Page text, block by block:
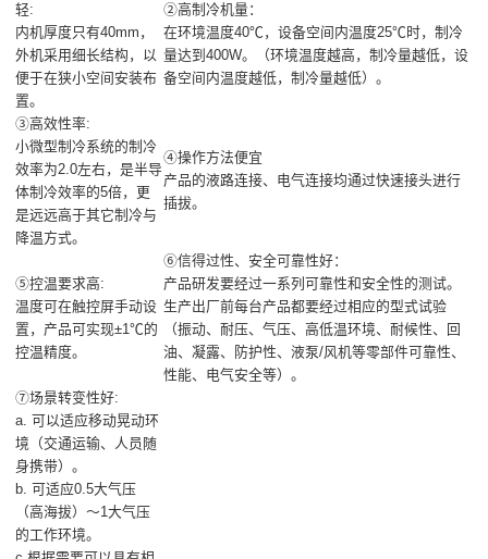
轻:
内机厚度只有40mm，
外机采用细长结构，以
便于在狭小空间安装布
置。
②高制冷机量：
在环境温度40℃，设备空间内温度25℃时，制冷
量达到400W。（环境温度越高，制冷量越低，设
备空间内温度越低，制冷量越低）。
③高效性率:
小微型制冷系统的制冷
效率为2.0左右，是半导
体制冷效率的5倍，更
是远远高于其它制冷与
降温方式。
④操作方法便宜
产品的液路连接、电气连接均通过快速接头进行
插拔。
⑤控温要求高:
温度可在触控屏手动设
置，产品可实现±1℃的
控温精度。
⑥信得过性、安全可靠性好：
产品研发要经过一系列可靠性和安全性的测试。
生产出厂前每台产品都要经过相应的型式试验
（振动、耐压、气压、高低温环境、耐候性、回
油、凝露、防护性、液泵/风机等零部件可靠性、
性能、电气安全等）。
⑦场景转变性好:
a. 可以适应移动晃动环
境（交通运输、人员随
身携带）。
b. 可适应0.5大气压
（高海拔）～1大气压
的工作环境。